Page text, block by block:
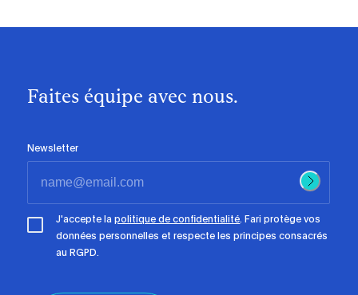
Faites équipe avec nous.
Newsletter
J'accepte lapolitique de confidentialité. Fari protège vos
données personnelles et respecte les principes consacrés
au RGPD.